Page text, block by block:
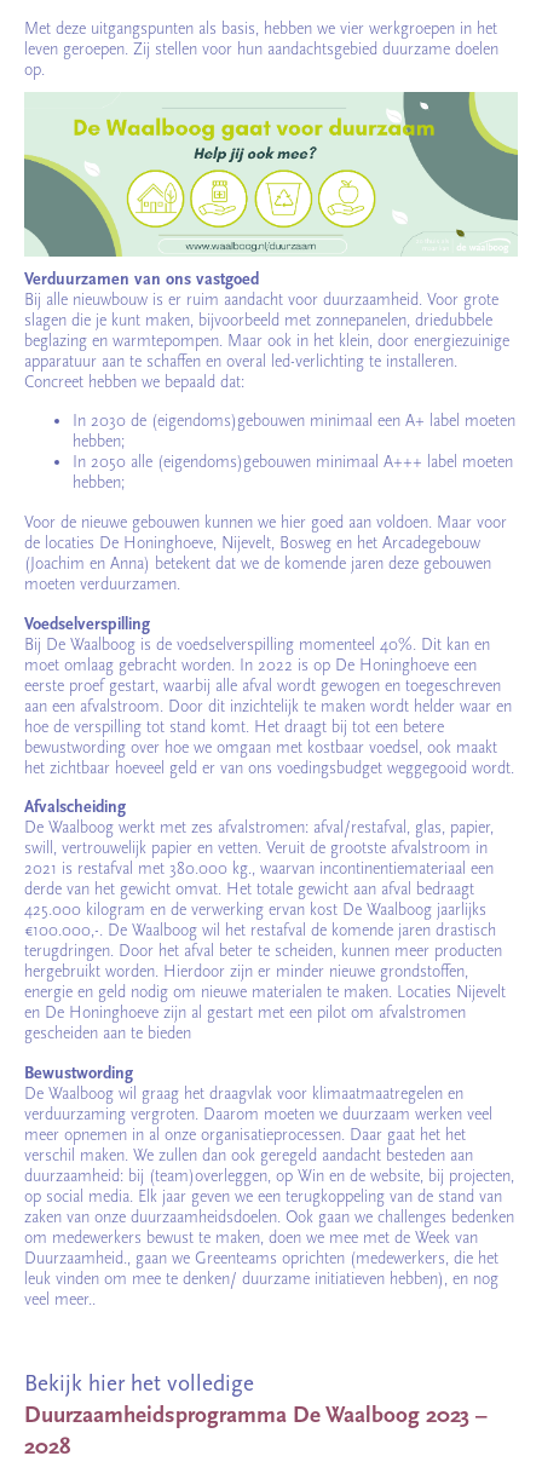
Met deze uitgangspunten als basis, hebben we vier werkgroepen in het
leven geroepen. Zij stellen voor hun aandachtsgebied duurzame doelen
op.
Verduurzamen van ons vastgoed
Bij alle nieuwbouw is er ruim aandacht voor duurzaamheid. Voor grote
slagen die je kunt maken, bijvoorbeeld met zonnepanelen, driedubbele
beglazing en warmtepompen. Maar ook in het klein, door energiezuinige
apparatuur aan te schaffen en overal led-verlichting te installeren.
Concreet hebben we bepaald dat:
In 2030 de (eigendoms)gebouwen minimaal een A+ label moeten
hebben;
In 2050 alle (eigendoms)gebouwen minimaal A+++ label moeten
hebben;
Voor de nieuwe gebouwen kunnen we hier goed aan voldoen. Maar voor
de locaties De Honinghoeve, Nijevelt, Bosweg en het Arcadegebouw
(Joachim en Anna) betekent dat we de komende jaren deze gebouwen
moeten verduurzamen.
Voedselverspilling
Bij De Waalboog is de voedselverspilling momenteel 40%. Dit kan en
moet omlaag gebracht worden. In 2022 is op De Honinghoeve een
eerste proef gestart, waarbij alle afval wordt gewogen en toegeschreven
aan een afvalstroom. Door dit inzichtelijk te maken wordt helder waar en
hoe de verspilling tot stand komt. Het draagt bij tot een betere
bewustwording over hoe we omgaan met kostbaar voedsel, ook maakt
het zichtbaar hoeveel geld er van ons voedingsbudget weggegooid wordt.
Afvalscheiding
De Waalboog werkt met zes afvalstromen: afval/restafval, glas, papier,
swill, vertrouwelijk papier en vetten. Veruit de grootste afvalstroom in
2021 is restafval met 380.000 kg., waarvan incontinentiemateriaal een
derde van het gewicht omvat. Het totale gewicht aan afval bedraagt
425.000 kilogram en de verwerking ervan kost De Waalboog jaarlijks
€100.000,-. De Waalboog wil het restafval de komende jaren drastisch
terugdringen. Door het afval beter te scheiden, kunnen meer producten
hergebruikt worden. Hierdoor zijn er minder nieuwe grondstoffen,
energie en geld nodig om nieuwe materialen te maken. Locaties Nijevelt
en De Honinghoeve zijn al gestart met een pilot om afvalstromen
gescheiden aan te bieden
Bewustwording
De Waalboog wil graag het draagvlak voor klimaatmaatregelen en
verduurzaming vergroten. Daarom moeten we duurzaam werken veel
meer opnemen in al onze organisatieprocessen. Daar gaat het het
verschil maken. We zullen dan ook geregeld aandacht besteden aan
duurzaamheid: bij (team)overleggen, op Win en de website, bij projecten,
op social media. Elk jaar geven we een terugkoppeling van de stand van
zaken van onze duurzaamheidsdoelen. Ook gaan we challenges bedenken
om medewerkers bewust te maken, doen we mee met de Week van
Duurzaamheid., gaan we Greenteams oprichten (medewerkers, die het
leuk vinden om mee te denken/ duurzame initiatieven hebben), en nog
veel meer..
Bekijk hier het volledige
Duurzaamheidsprogramma De Waalboog 2023 –
2028